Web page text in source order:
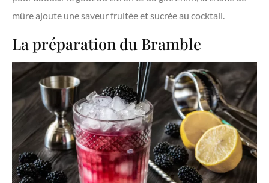
mûre ajoute une saveur fruitée et sucrée au cocktail.
La préparation du Bramble